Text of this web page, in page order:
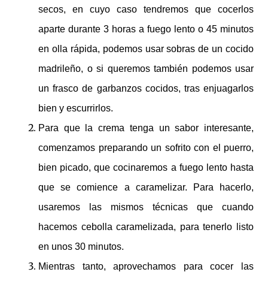
secos, en cuyo caso tendremos que cocerlos
aparte durante 3 horas a fuego lento o 45 minutos
en olla rápida, podemos usar sobras de un cocido
madrileño, o si queremos también podemos usar
un frasco de garbanzos cocidos, tras enjuagarlos
bien y escurrirlos.
Para que la crema tenga un sabor interesante,
comenzamos preparando un sofrito con el puerro,
bien picado, que cocinaremos a fuego lento hasta
que se comience a caramelizar. Para hacerlo,
usaremos las mismos técnicas que cuando
hacemos cebolla caramelizada, para tenerlo listo
en unos 30 minutos.
Mientras tanto, aprovechamos para cocer las